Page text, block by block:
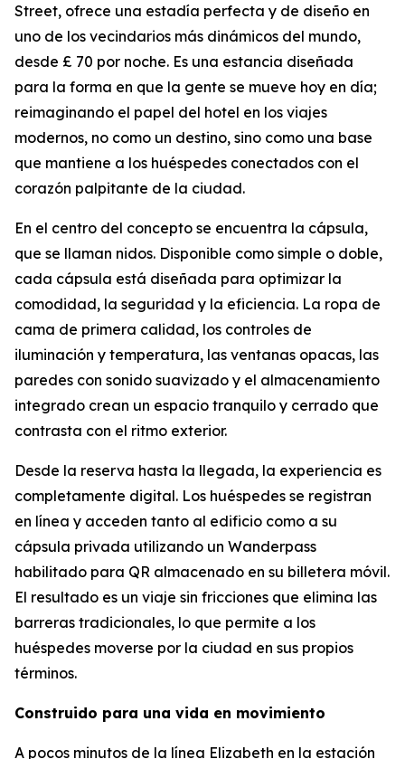
Street, ofrece una estadía perfecta y de diseño en
uno de los vecindarios más dinámicos del mundo,
desde £ 70 por noche. Es una estancia diseñada
para la forma en que la gente se mueve hoy en día;
reimaginando el papel del hotel en los viajes
modernos, no como un destino, sino como una base
que mantiene a los huéspedes conectados con el
corazón palpitante de la ciudad.
En el centro del concepto se encuentra la cápsula,
que se llaman nidos. Disponible como simple o doble,
cada cápsula está diseñada para optimizar la
comodidad, la seguridad y la eficiencia. La ropa de
cama de primera calidad, los controles de
iluminación y temperatura, las ventanas opacas, las
paredes con sonido suavizado y el almacenamiento
integrado crean un espacio tranquilo y cerrado que
contrasta con el ritmo exterior.
Desde la reserva hasta la llegada, la experiencia es
completamente digital. Los huéspedes se registran
en línea y acceden tanto al edificio como a su
cápsula privada utilizando un Wanderpass
habilitado para QR almacenado en su billetera móvil.
El resultado es un viaje sin fricciones que elimina las
barreras tradicionales, lo que permite a los
huéspedes moverse por la ciudad en sus propios
términos.
Construido para una vida en movimiento
A pocos minutos de la línea Elizabeth en la estación